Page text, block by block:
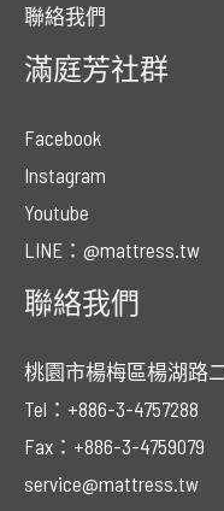
聯絡我們
滿庭芳社群
Facebook
Instagram
Youtube
LINE：@mattress.tw
聯絡我們
桃園市楊梅區楊湖路
Tel：+886-3-4757288
Fax：+886-3-4759079
service@mattress.tw